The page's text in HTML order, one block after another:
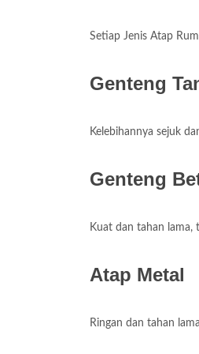
Setiap Jenis Atap
Genteng
Kelebihannya sejuk
Genteng
Kuat dan tahan
Atap Metal
Ringan dan tahan